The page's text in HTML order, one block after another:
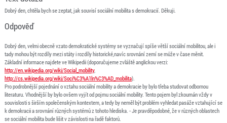
Dobrý den, chtěla bych se zeptat, jak souvisí sociální mobilita s demokracií. Děkuji.
Odpověď
Dobrý den, velmi obecně vzato demokratické systémy se vyznačují spíše větší sociální mobilitou, ale i
tady mohou být rozdíly mezi státy i rozdíly historické,navíc srovnání zemí se může v čase měnit.
Základní informace najdete ve Wikipedii (doporučujeme zvláště anglickou verzi:
http://en.wikipedia.org/wiki/Social_mobility,
http://cs.wikipedia.org/wiki/Soci%C3%A1ln%C3%AD_mobilita).
Pro podrobnější pojednání o vztahu sociální mobility a demokracie by bylo třeba studovat odbornou
literaturu. Vhodnější by bylo ovšem vyjít od pojmu sociální mobility. Tento pojem byl zkoumán vždy v
souvislosti s širším společenským kontextem, a tedy by neměl být problém vyhledat pasáže vztahující se
k demokracii a srovnání různých systémů z tohoto hlediska. - Je pravděpodobné, že v různých oblastech
se sociální mobilita bude lišit v závislosti na řadě faktorů.